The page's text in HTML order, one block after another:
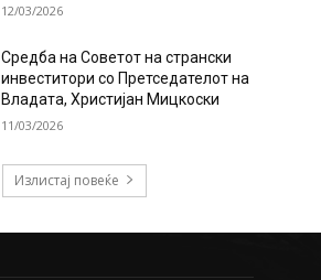
12/03/2026
Средба на Советот на странски
инвеститори со Претседателот на
Владата, Христијан Мицкоски
11/03/2026
Излистај повеќе